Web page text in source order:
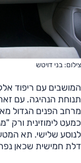
צילום: בני דויטש
המושבים עם ריפוד
תנוחת הנהיגה. עם זאת
מרחב הפנים הגדול
כמעט לימוזינית ורק
דלת חמישית שכאן